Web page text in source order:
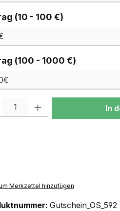
(10 - 100 €)auswählen
(100 - 1000 €)auswählen
Anzahl: Gib den gewünschten
In
Merkzettel hinzufügen
Gutschein_OS_592